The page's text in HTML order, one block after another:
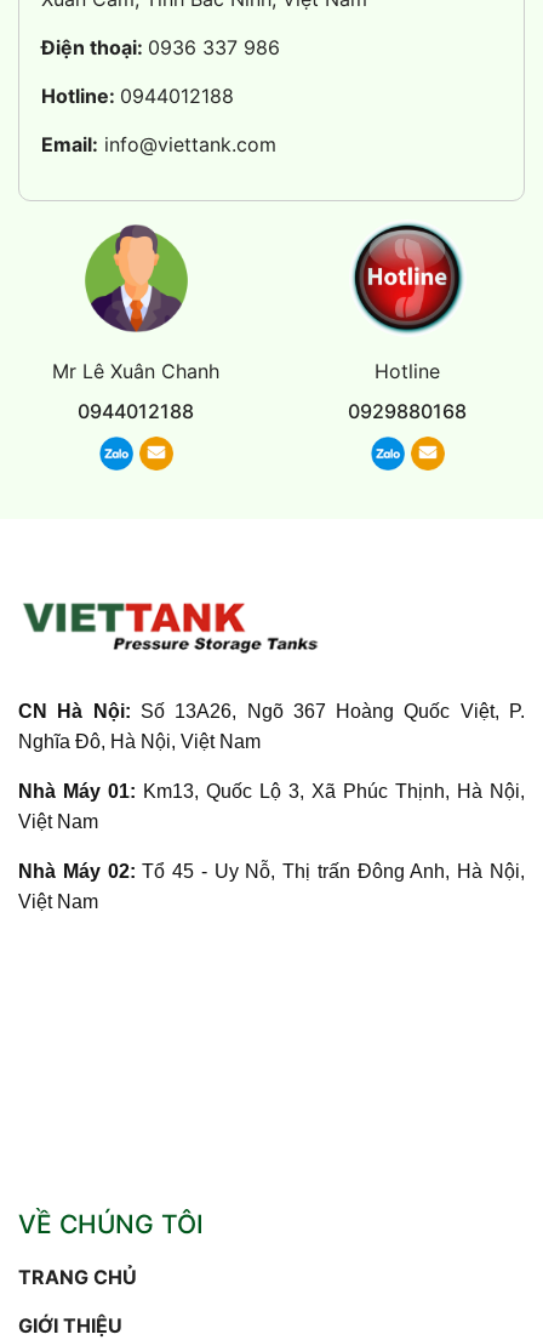
Điện thoại: 0936 337 986
Hotline: 0944012188
Email: info@viettank.com
Mr Lê Xuân Chanh
0944012188
Hotline
0929880168
CN Hà Nội: Số 13A26, Ngõ 367 Hoàng Quốc Việt, P.
Nghĩa Đô, Hà Nội, Việt Nam
Nhà Máy 01: Km13, Quốc Lộ 3, Xã Phúc Thịnh, Hà Nội,
Việt Nam
Nhà Máy 02:Tổ 45 - Uy Nỗ, Thị trấn Đông Anh, Hà Nội,
Việt Nam
VỀ CHÚNG TÔI
TRANG CHỦ
GIỚI THIỆU